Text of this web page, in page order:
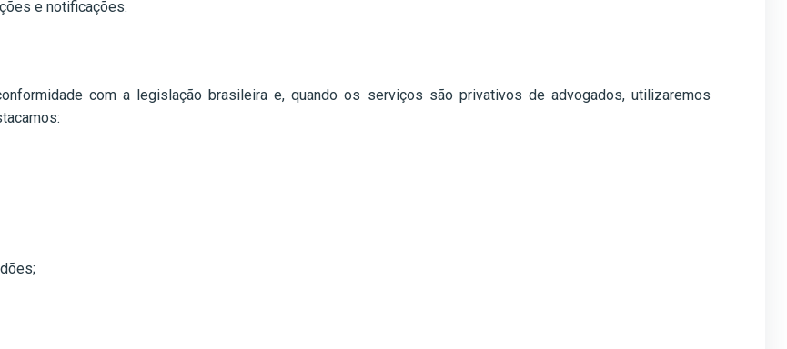
e notificações.
com a legislação brasileira e, quando os serviços são privativos de advogados, utilizaremos